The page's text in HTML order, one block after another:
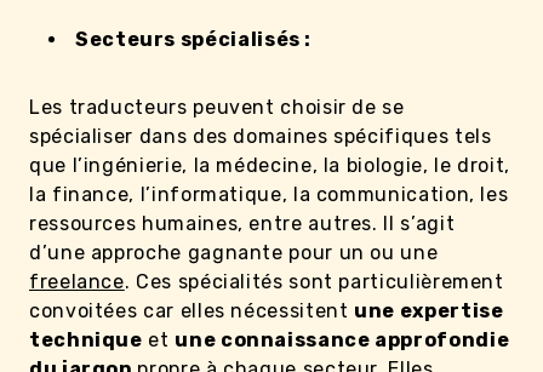
Secteurs spécialisés :
Les traducteurs peuvent choisir de se
spécialiser dans des domaines spécifiques tels
que l’ingénierie, la médecine, la biologie, le droit,
la finance, l’informatique, la communication, les
ressources humaines, entre autres. Il s’agit
d’une approche gagnante pour un ou une
freelance. Ces spécialités sont particulièrement
convoitées car elles nécessitent une expertise
technique et une connaissance approfondie